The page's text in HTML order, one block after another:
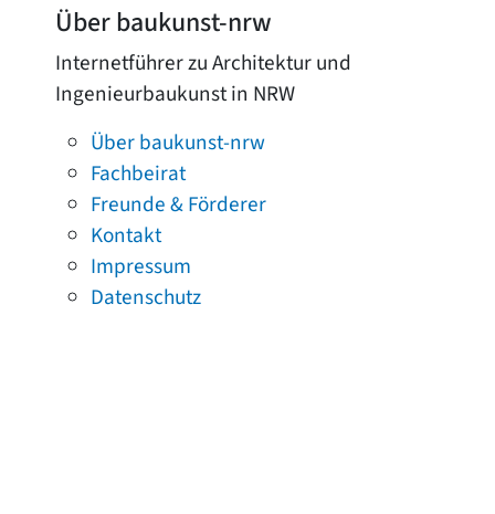
Über baukunst-nrw
Internetführer zu Architektur und
Ingenieurbaukunst in NRW
Über baukunst-nrw
Fachbeirat
Freunde & Förderer
Kontakt
Impressum
Datenschutz